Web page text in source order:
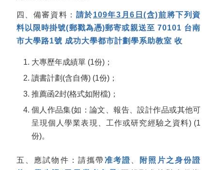
四、備審資料： 請於109年3月6日(含)前將下列資
料以限時掛號(郵戳為憑)郵寄或親送至 70101 台南
市大學路1號 成功大學都市計劃學系助教室 收
大專歷年成績單 (1份)；
讀書計劃(含自傳) (1份)；
推薦函2封(格式如附檔)；
個人作品集(如：論文、報告、設計作品或其他可
呈現個人學業表現、工作或研究經驗之資料) (1
份)。
五、應試物件：請攜帶准考證
附照片之身份證